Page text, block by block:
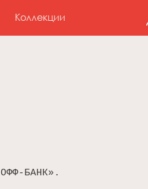
Коллекции
БАНК».